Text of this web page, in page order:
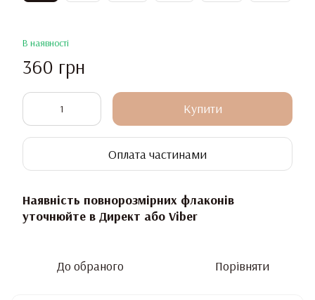
В наявності
360 грн
Купити
Оплата частинами
Наявність повнорозмірних флаконів
уточнюйте в Директ або Viber
До обраного Порівняти